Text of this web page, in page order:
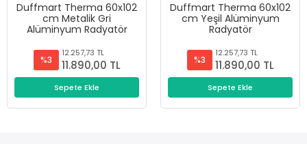
Duffmart Therma 60x102
cm Metalik Gri
Alüminyum Radyatör
%3
12.257,73 TL
11.890,00 TL
Sepete Ekle
Duffmart Therma 60x102
cm Yeşil Alüminyum
Radyatör
%3
12.257,73 TL
11.890,00 TL
Sepete Ekle